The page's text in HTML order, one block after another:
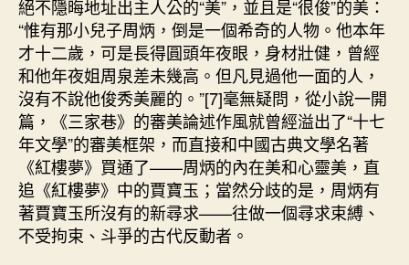
絕不隱晦地址出主人公的“美”，並且是“很俊”的美：
“惟有那小兒子周炳，倒是一個希奇的人物。他本年
才十二歲，可是長得圓頭年夜眼，身材壯健，曾經
和他年夜姐周泉差未幾高。但凡見過他一面的人，
沒有不說他俊秀美麗的。”[7]毫無疑問，從小說一開
篇，《三家巷》的審美論述作風就曾經溢出了“十七
年文學”的審美框架，而直接和中國古典文學名著
《紅樓夢》買通了——周炳的內在美和心靈美，直
追《紅樓夢》中的賈寶玉；當然分歧的是，周炳有
著賈寶玉所沒有的新尋求——往做一個尋求束縛、
不受拘束、斗爭的古代反動者。